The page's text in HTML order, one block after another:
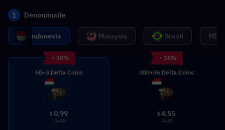
1 Denominatie
Indonesia Malaysia Brazil
- 10%
60+3 Delta Coins
$0.99
1.09
- 18%
300+36 Delta Coins
$4.55
5.49